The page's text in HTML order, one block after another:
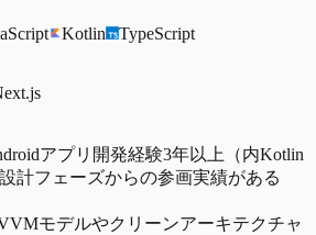
Kotlin TypeScript
アプリ開発経験3年以上（内Kotlin
計フェーズからの参画実績がある
モデルやクリーンアーキテクチャ